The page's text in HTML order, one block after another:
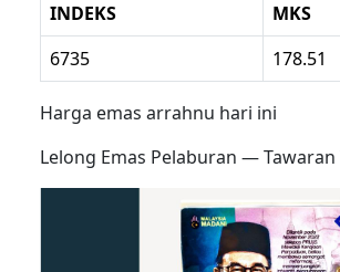
INDEKS
MKS
6735
178.51
Harga emas arrahnu hari ini
Lelong Emas Pelaburan — Tawaran